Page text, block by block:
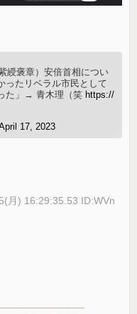
綬褒章）安倍首相につい
ったリベラル市民として
た」→ 青木理（笑 https://
17, 2023
月) 16:29:35.53 ID:WVn